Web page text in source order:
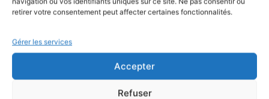
retirer votre consentement peut affecter certaines fonctionnalités.
Gérer les services
Accepter
Refuser